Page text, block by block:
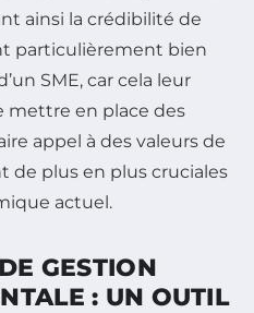
ainsi la crédibilité de
particulièrement bien
SME, car cela leur
mettre en place des
appel à des valeurs de
de plus en plus cruciales
actuel.
GESTION
: UN OUTIL